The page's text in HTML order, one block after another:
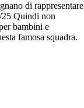
di rappresentare
25 Quindi non
bambini e
famosa squadra.